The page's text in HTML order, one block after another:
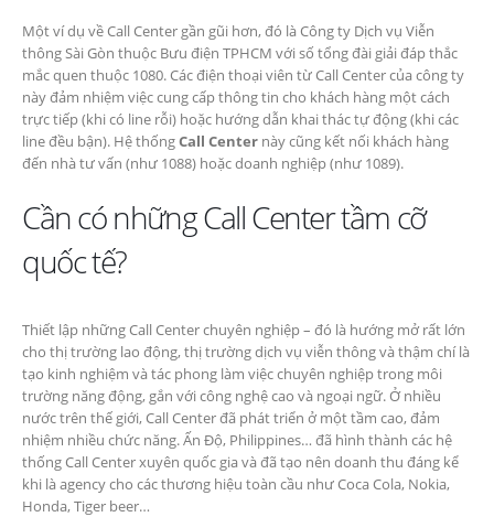
Một ví dụ về Call Center gần gũi hơn, đó là Công ty Dịch vụ Viễn
thông Sài Gòn thuộc Bưu điện TPHCM với số tổng đài giải đáp thắc
mắc quen thuộc 1080. Các điện thoại viên từ Call Center của công ty
này đảm nhiệm việc cung cấp thông tin cho khách hàng một cách
trực tiếp (khi có line rỗi) hoặc hướng dẫn khai thác tự động (khi các
line đều bận). Hệ thốngCall Center này cũng kết nối khách hàng
đến nhà tư vấn (như 1088) hoặc doanh nghiệp (như 1089).
Cần có những Call Center tầm cỡ
quốc tế?
Thiết lập những Call Center chuyên nghiệp – đó là hướng mở rất lớn
cho thị trường lao động, thị trường dịch vụ viễn thông và thậm chí là
tạo kinh nghiệm và tác phong làm việc chuyên nghiệp trong môi
trường năng động, gắn với công nghệ cao và ngoại ngữ. Ở nhiều
nước trên thế giới, Call Center đã phát triển ở một tầm cao, đảm
nhiệm nhiều chức năng. Ấn Độ, Philippines… đã hình thành các hệ
thống Call Center xuyên quốc gia và đã tạo nên doanh thu đáng kể
khi là agency cho các thương hiệu toàn cầu như Coca Cola, Nokia,
Honda, Tiger beer…